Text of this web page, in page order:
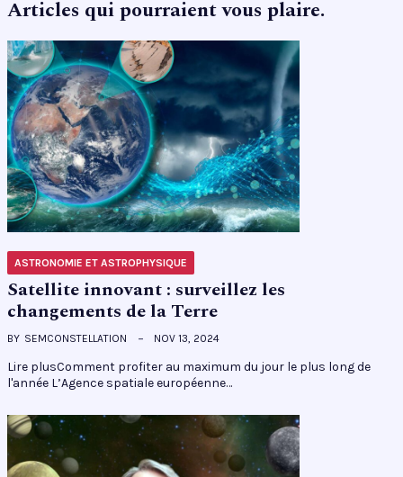
Articles qui pourraient vous plaire.
ASTRONOMIE ET ASTROPHYSIQUE
Satellite innovant : surveillez les
changements de la Terre
BY SEMCONSTELLATION NOV 13, 2024
Lire plusComment profiter au maximum du jour le plus long de
l'année L’Agence spatiale européenne…